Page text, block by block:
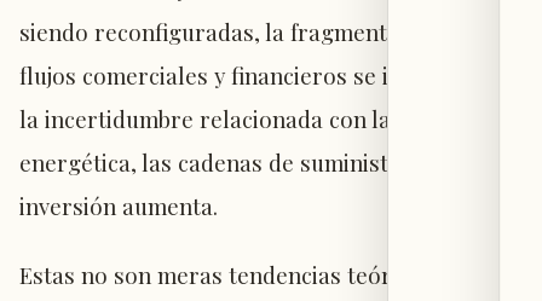
siendo reconfiguradas, la fragmentación de los
flujos comerciales y financieros se intensifica, y
la incertidumbre relacionada con la seguridad
energética, las cadenas de suministro y la
inversión aumenta.
Estas no son meras tendencias teóricas